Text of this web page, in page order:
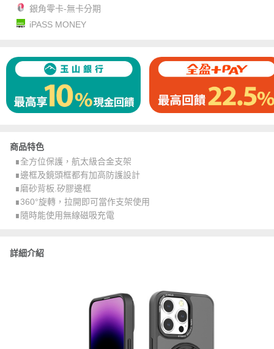
銀角零卡-無卡分期
iPASS MONEY
商品特色
∎全方位保護，航太級合金支架
∎邊框及鏡頭框都有加高防護設計
∎磨砂背板.矽膠邊框
∎360°旋轉，拉開即可當作支架使用
∎隨時能使用無線磁吸充電
詳細介紹